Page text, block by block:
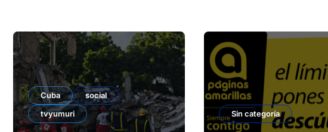
Cuba
social
tvyumuri
Sin categoría